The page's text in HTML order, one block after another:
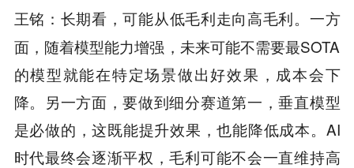
王铭： 长期看，可能从低毛利走向高毛利。一方
面，随着模型能力增强，未来可能不需要最SOTA
的模型就能在特定场景做出好效果，成本会下
降。另一方面，要做到细分赛道第一，垂直模型
是必做的，这既能提升效果，也能降低成本。AI
时代最终会逐渐平权，毛利可能不会一直维持高